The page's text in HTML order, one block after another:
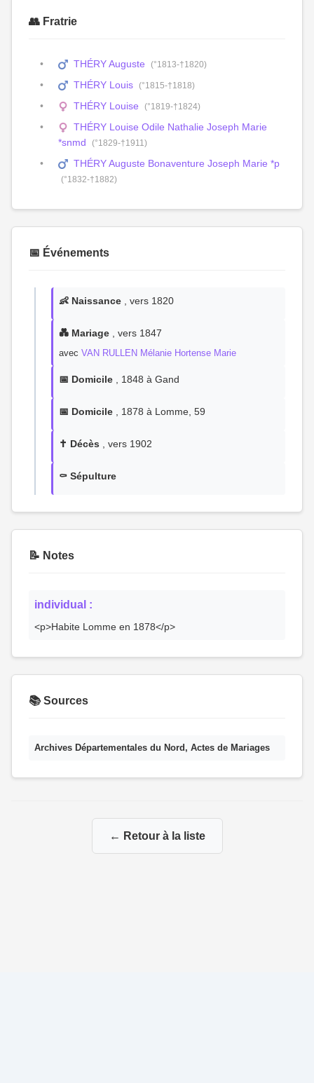
👥 Fratrie
THÉRY Auguste (°1813-†1820)
THÉRY Louis (°1815-†1818)
THÉRY Louise (°1819-†1824)
THÉRY Louise Odile Nathalie Joseph Marie
*snmd
(°1829-†1911)
THÉRY Auguste Bonaventure Joseph Marie *p
(°1832-†1882)
📅 Événements
👶 Naissance , vers 1820
💑 Mariage , vers 1847
avec VAN RULLEN Mélanie Hortense Marie
📅 Domicile , 1848 à Gand
📅 Domicile , 1878 à Lomme, 59
✝️ Décès , vers 1902
⚰️ Sépulture
📝 Notes
individual :
<p>Habite Lomme en 1878</p>
📚 Sources
Archives Départementales du Nord, Actes de Mariages
← Retour à la liste